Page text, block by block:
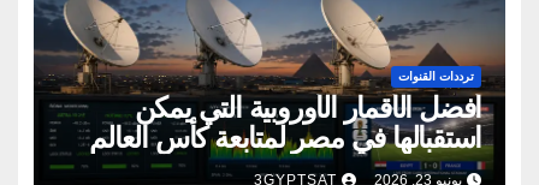
ترددات القنوات
أفضل الأقمار الأوروبية التي يمكن
استقبالها في مصر لمتابعة كأس العالم
2026
يونيو 23, 2026 3GYPTSAT